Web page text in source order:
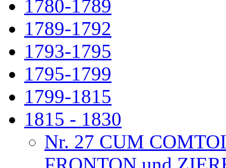
1780-1789
1789-1792
1793-1795
1795-1799
1799-1815
1815 - 1830
Nr. 27 CUM